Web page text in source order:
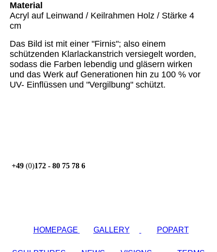
Material
Acryl auf Leinwand / Keilrahmen Holz / Stärke 4
cm
Das Bild ist mit einer "Firnis"; also einem
schützenden Klarlackanstrich versiegelt worden,
sodass die Farben lebendig und gläsern wirken
und das Werk auf Generationen hin zu 100 % vor
UV- Einflüssen und "Vergilbung" schützt.
+49 (0)172 - 80 75 78 6
HOMEPAGE GALLERY POPART